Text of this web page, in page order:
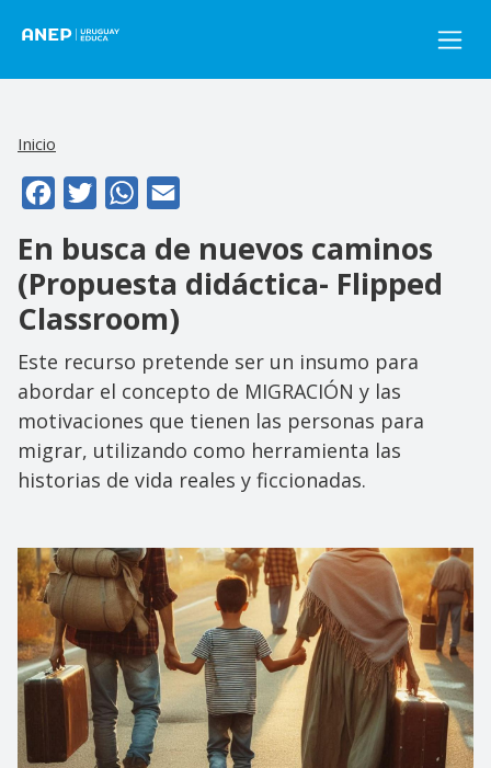
Inicio
FacebookTwitterWhatsApp
En busca de nuevos caminos
(Propuesta didáctica- Flipped
Classroom)
Este recurso pretende ser un insumo para
abordar el concepto de MIGRACIÓN y las
motivaciones que tienen las personas para
migrar, utilizando como herramienta las
historias de vida reales y ficcionadas.